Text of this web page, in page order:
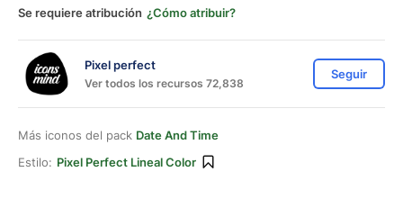
Se requiere atribución ¿Cómo atribuir?
Pixel perfect
Ver todos los recursos 72,838
Seguir
Más iconos del pack Date And Time
Estilo: Pixel Perfect Lineal Color